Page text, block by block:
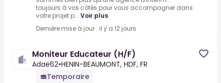
toujours à vos côtés pour vous accompagner dans
votre projet p... Voir plus
Dernière mise à jour : il y a 12 jours
Moniteur Educateur (H/F)
Adae62•HENIN-BEAUMONT, HDF, FR
Temporaire